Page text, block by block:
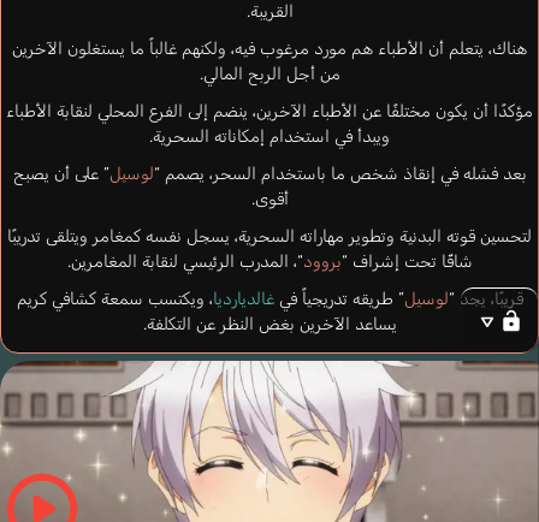
القريبة.
هناك، يتعلم أن الأطباء هم مورد مرغوب فيه، ولكنهم غالباً ما يستغلون الآخرين
من أجل الربح المالي.
مؤكدًا أن يكون مختلفًا عن الأطباء الآخرين، ينضم إلى الفرع المحلي لنقابة الأطباء
ويبدأ في استخدام إمكاناته السحرية.
بعد فشله في إنقاذ شخص ما باستخدام السحر، يصمم “لوسيل” على أن يصبح
أقوى.
لتحسين قوته البدنية وتطوير مهاراته السحرية، يسجل نفسه كمغامر ويتلقى تدريبًا
شاقًا تحت إشراف “بروود“، المدرب الرئيسي لنقابة المغامرين.
قريبًا، يجد “لوسيل” طريقه تدريجياً فيغالديارديا، ويكتسب سمعة كشافي كريم
يساعد الآخرين بغض النظر عن التكلفة.